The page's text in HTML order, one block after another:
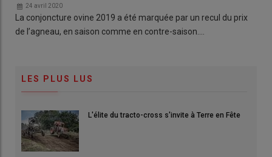
24 avril 2020
La conjoncture ovine 2019 a été marquée par un recul du prix
de l’agneau, en saison comme en contre-saison.…
LES PLUS LUS
L'élite du tracto-cross s'invite à Terre en Fête